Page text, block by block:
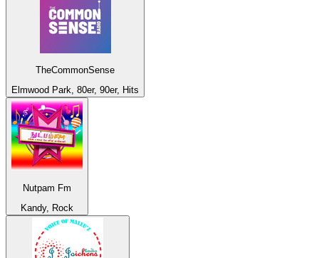
TheCommonSense
Elmwood Park, 80er, 90er, Hits
Nutpam Fm
Kandy, Rock